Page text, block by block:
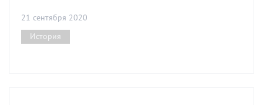
21 сентября 2020
История